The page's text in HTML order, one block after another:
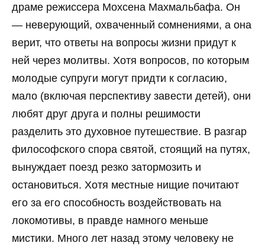
драме режиссера Мохсена Махмальбафа. Он
— неверующий, охваченный сомнениями, а она
верит, что ответы на вопросы жизни придут к
ней через молитвы. Хотя вопросов, по которым
молодые супруги могут придти к согласию,
мало (включая перспективу завести детей), они
любят друг друга и полны решимости
разделить это духовное путешествие. В разгар
философского спора святой, стоящий на путях,
вынуждает поезд резко затормозить и
остановиться. Хотя местные нищие почитают
его за его способность воздействовать на
локомотивы, в правде намного меньше
мистики. Много лет назад этому человеку не